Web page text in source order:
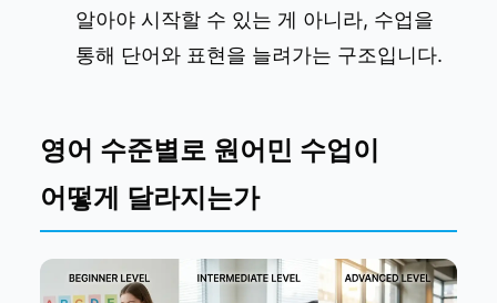
알아야 시작할 수 있는 게 아니라, 수업을
통해 단어와 표현을 늘려가는 구조입니다.
영어 수준별로 원어민 수업이
어떻게 달라지는가